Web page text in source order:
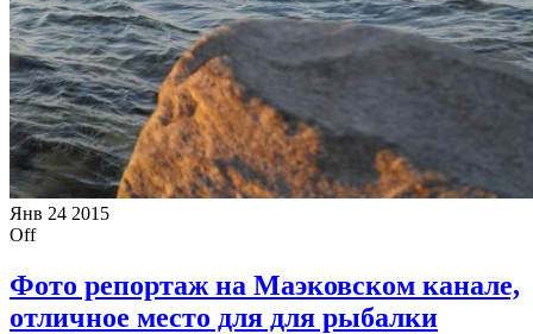
Янв 24 2015
Off
Фото репортаж на Маэковском канале,
отличное место для для рыбалки